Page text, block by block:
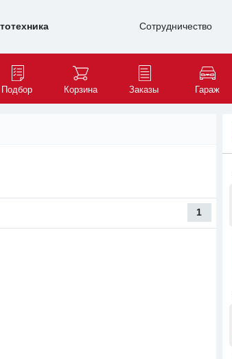
Сотрудничество
Подбор Корзина Заказы Гараж
1